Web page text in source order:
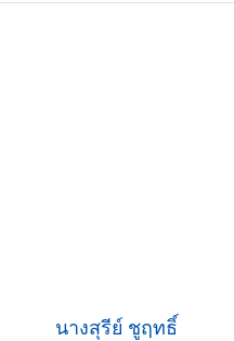
นางสุรีย์ ชูฤทธิ์